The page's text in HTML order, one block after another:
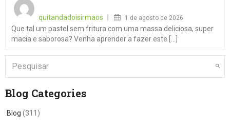
quitandadoisirmaos
1 de agosto de 2026
Que tal um pastel sem fritura com uma massa deliciosa, super
macia e saborosa? Venha aprender a fazer este [...]
Blog Categories
Blog (311)